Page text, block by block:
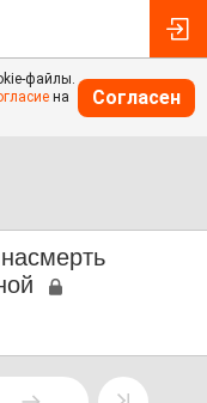
файлы.
на
Согласен